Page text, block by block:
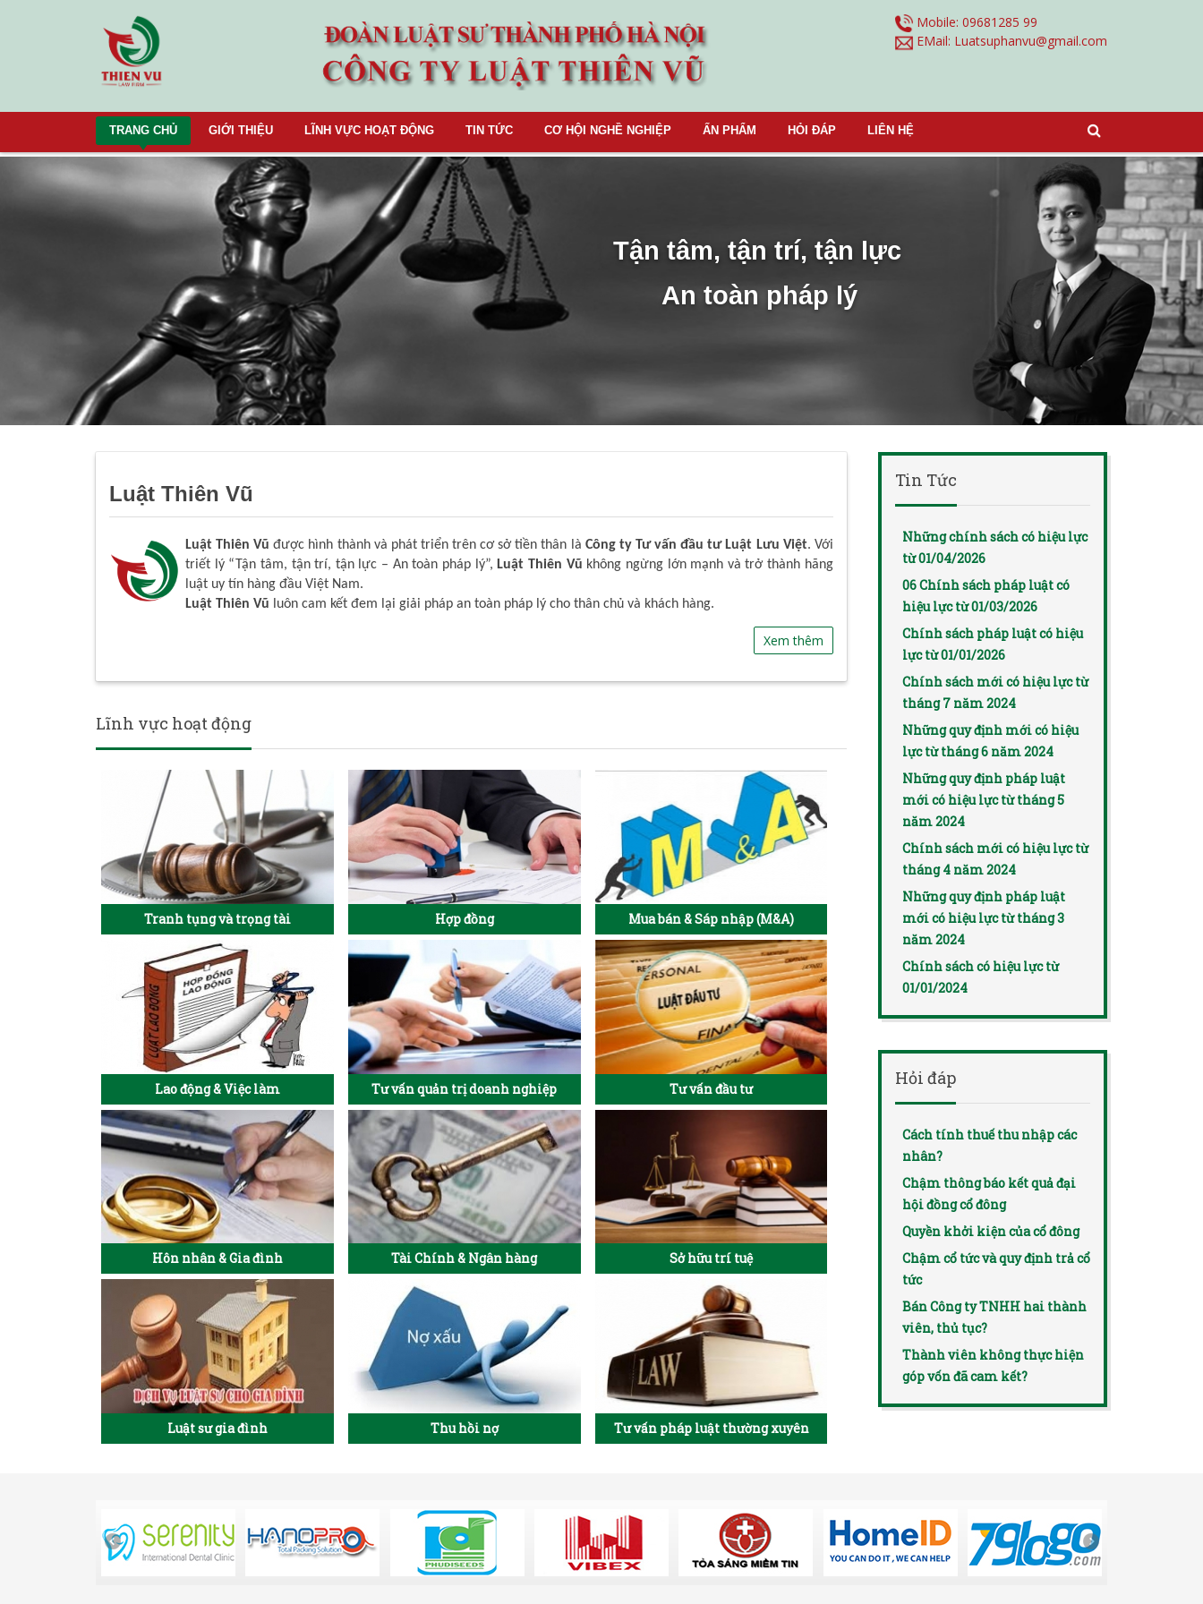
Mobile: 09681285 99
EMail: Luatsuphanvu@gmail.com
TRANG CHỦ GIỚI THIỆU LĨNH VỰC HOẠT ĐỘNG TIN TỨC CƠ HỘI NGHỀ NGHIỆP ẤN PHẨM HỎI ĐÁP LIÊN HỆ
Tận tâm, tận trí, tận lực
An toàn pháp lý
Luật Thiên Vũ
Luật Thiên Vũ được hình thành và phát triển trên cơ sở tiền thân là Công ty Tư vấn đầu tư Luật Lưu Việt. Với
triết lý “Tận tâm, tận trí, tận lực – An toàn pháp lý”,Luật Thiên Vũ không ngừng lớn mạnh và trở thành hãng
luật uy tín hàng đầu Việt Nam.
Luật Thiên Vũ luôn cam kết đem lại giải pháp an toàn pháp lý cho thân chủ và khách hàng.
Xem thêm
Lĩnh vực hoạt động
Tranh tụng và trọng tài Hợp đồng Mua bán & Sáp nhập (M&A)
Lao động & Việc làm Tư vấn quản trị doanh nghiệp Tư vấn đầu tư
Hôn nhân & Gia đình Tài Chính & Ngân hàng Sở hữu trí tuệ
Luật sư gia đình Thu hồi nợ Tư vấn pháp luật thường xuyên
Tin Tức
Những chính sách có hiệu lực
từ 01/04/2026
06 Chính sách pháp luật có
hiệu lực từ 01/03/2026
Chính sách pháp luật có hiệu
lực từ 01/01/2026
Chính sách mới có hiệu lực từ
tháng 7 năm 2024
Những quy định mới có hiệu
lực từ tháng 6 năm 2024
Những quy định pháp luật
mới có hiệu lực từ tháng 5
năm 2024
Chính sách mới có hiệu lực từ
tháng 4 năm 2024
Những quy định pháp luật
mới có hiệu lực từ tháng 3
năm 2024
Chính sách có hiệu lực từ
01/01/2024
Hỏi đáp
Cách tính thuế thu nhập các
nhân?
Chậm thông báo kết quả đại
hội đồng cổ đông
Quyền khởi kiện của cổ đông
Chậm cổ tức và quy định trả cổ
tức
Bán Công ty TNHH hai thành
viên, thủ tục?
Thành viên không thực hiện
góp vốn đã cam kết?